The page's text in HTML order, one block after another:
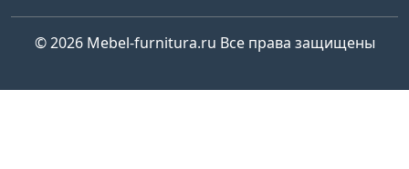
© 2026 Mebel-furnitura.ru Все права защищены